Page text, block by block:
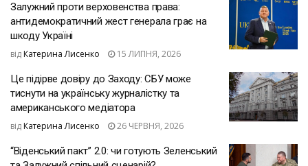
Залужний проти верховенства права:
антидемократичний жест генерала грає на
шкоду Україні
від Катерина Лисенко 15 ЛИПНЯ, 2026
Це підірве довіру до Заходу: СБУ може
тиснути на українську журналістку та
американського медіатора
від Катерина Лисенко 26 ЧЕРВНЯ, 2026
“Віденський пакт” 2.0: чи готують Зеленський